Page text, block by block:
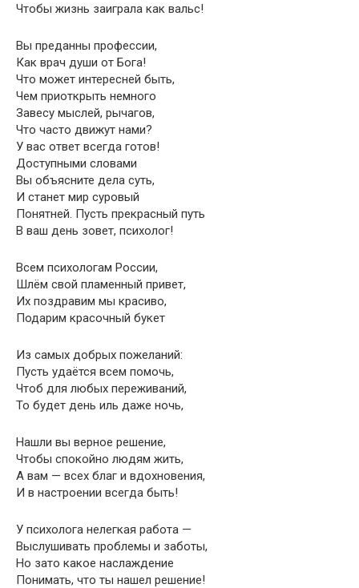
Чтобы жизнь заиграла как вальс!
Вы преданны профессии,
Как врач души от Бога!
Что может интересней быть,
Чем приоткрыть немного
Завесу мыслей, рычагов,
Что часто движут нами?
У вас ответ всегда готов!
Доступными словами
Вы объясните дела суть,
И станет мир суровый
Понятней. Пусть прекрасный путь
В ваш день зовет, психолог!
Всем психологам России,
Шлём свой пламенный привет,
Их поздравим мы красиво,
Подарим красочный букет
Из самых добрых пожеланий:
Пусть удаётся всем помочь,
Чтоб для любых переживаний,
То будет день иль даже ночь,
Нашли вы верное решение,
Чтобы спокойно людям жить,
А вам — всех благ и вдохновения,
И в настроении всегда быть!
У психолога нелегкая работа —
Выслушивать проблемы и заботы,
Но зато какое наслаждение
Понимать, что ты нашел решение!